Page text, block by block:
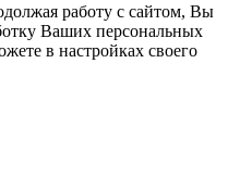
работу с сайтом, Вы
Ваших персональных
в настройках своего